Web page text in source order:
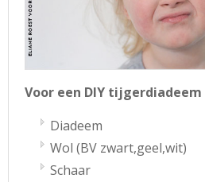
Voor een DIY
Diadeem
Wol (BV zwart,geel,wit)
Schaar